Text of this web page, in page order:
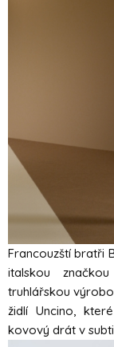
Francouzští bratři
italskou
truhlářskou
židlí Uncino,
kovový drát v